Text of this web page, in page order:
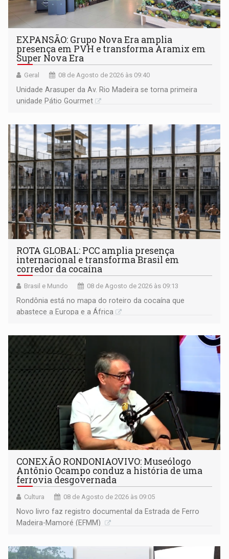
EXPANSÃO: Grupo Nova Era amplia
presença em PVH e transforma Aramix em
Super Nova Era
Geral 08 de Agosto de 2026 às 09:40
Unidade Arasuper da Av. Rio Madeira se torna primeira
unidade Pátio Gourmet
ROTA GLOBAL: PCC amplia presença
internacional e transforma Brasil em
corredor da cocaína
Brasil e Mundo 08 de Agosto de 2026 às 09:13
Rondônia está no mapa do roteiro da cocaína que
abastece a Europa e a África
CONEXÃO RONDONIAOVIVO: Museólogo
Antônio Ocampo conduz a história de uma
ferrovia desgovernada
Cultura 08 de Agosto de 2026 às 09:05
Novo livro faz registro documental da Estrada de Ferro
Madeira-Mamoré (EFMM)